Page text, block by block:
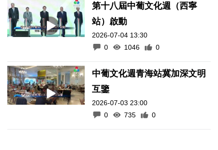
第十八屆中葡文化週（西寧
站）啟動
2026-07-04 13:30
0
1046 0
中葡文化週青海站冀加深文明
互鑒
2026-07-03 23:00
0
735 0